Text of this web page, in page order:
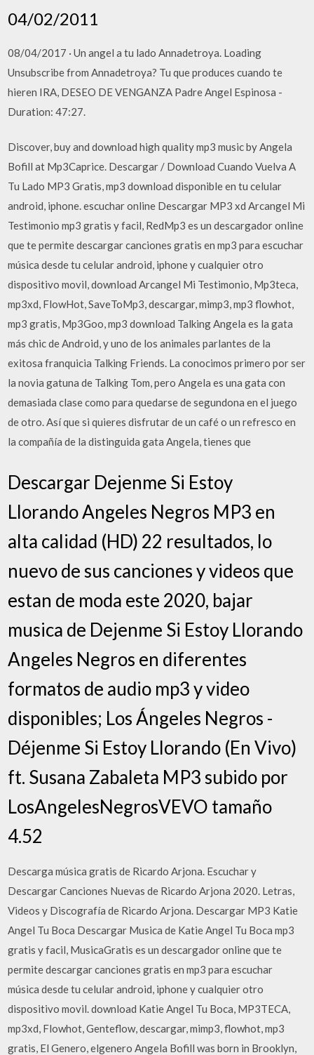
04/02/2011
08/04/2017 · Un angel a tu lado Annadetroya. Loading
Unsubscribe from Annadetroya? Tu que produces cuando te
hieren IRA, DESEO DE VENGANZA Padre Angel Espinosa -
Duration: 47:27.
Discover, buy and download high quality mp3 music by Angela
Bofill at Mp3Caprice. Descargar / Download Cuando Vuelva A
Tu Lado MP3 Gratis, mp3 download disponible en tu celular
android, iphone. escuchar online Descargar MP3 xd Arcangel Mi
Testimonio mp3 gratis y facil, RedMp3 es un descargador online
que te permite descargar canciones gratis en mp3 para escuchar
música desde tu celular android, iphone y cualquier otro
dispositivo movil, download Arcangel Mi Testimonio, Mp3teca,
mp3xd, FlowHot, SaveToMp3, descargar, mimp3, mp3 flowhot,
mp3 gratis, Mp3Goo, mp3 download Talking Angela es la gata
más chic de Android, y uno de los animales parlantes de la
exitosa franquicia Talking Friends. La conocimos primero por ser
la novia gatuna de Talking Tom, pero Angela es una gata con
demasiada clase como para quedarse de segundona en el juego
de otro. Así que si quieres disfrutar de un café o un refresco en
la compañía de la distinguida gata Angela, tienes que
Descargar Dejenme Si Estoy
Llorando Angeles Negros MP3 en
alta calidad (HD) 22 resultados, lo
nuevo de sus canciones y videos que
estan de moda este 2020, bajar
musica de Dejenme Si Estoy Llorando
Angeles Negros en diferentes
formatos de audio mp3 y video
disponibles; Los Ángeles Negros -
Déjenme Si Estoy Llorando (En Vivo)
ft. Susana Zabaleta MP3 subido por
LosAngelesNegrosVEVO tamaño
4.52
Descarga música gratis de Ricardo Arjona. Escuchar y
Descargar Canciones Nuevas de Ricardo Arjona 2020. Letras,
Videos y Discografía de Ricardo Arjona. Descargar MP3 Katie
Angel Tu Boca Descargar Musica de Katie Angel Tu Boca mp3
gratis y facil, MusicaGratis es un descargador online que te
permite descargar canciones gratis en mp3 para escuchar
música desde tu celular android, iphone y cualquier otro
dispositivo movil. download Katie Angel Tu Boca, MP3TECA,
mp3xd, Flowhot, Genteflow, descargar, mimp3, flowhot, mp3
gratis, El Genero, elgenero Angela Bofill was born in Brooklyn,